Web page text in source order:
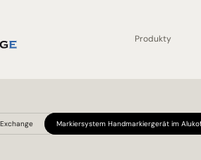
Produkty
Markiersystem Handmarkiergerät im